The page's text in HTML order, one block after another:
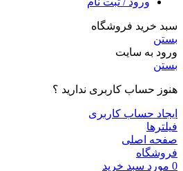
سبد خرید فروشگاه
بستن
ورود به سایت
بستن
هنوز حساب کاربری ندارید ؟
ایجاد حساب کاربری
فیلترها
صفحه اصلی
فروشگاه
0 مورد سبد خرید